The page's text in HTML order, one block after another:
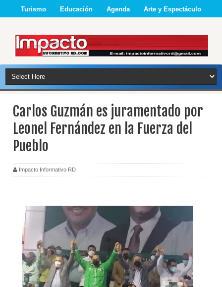
Turismo Educación Agenda Arte y Espectáculo
Carlos Guzmán es juramentado por
Leonel Fernández en la Fuerza del
Pueblo
Impacto Informativo RD